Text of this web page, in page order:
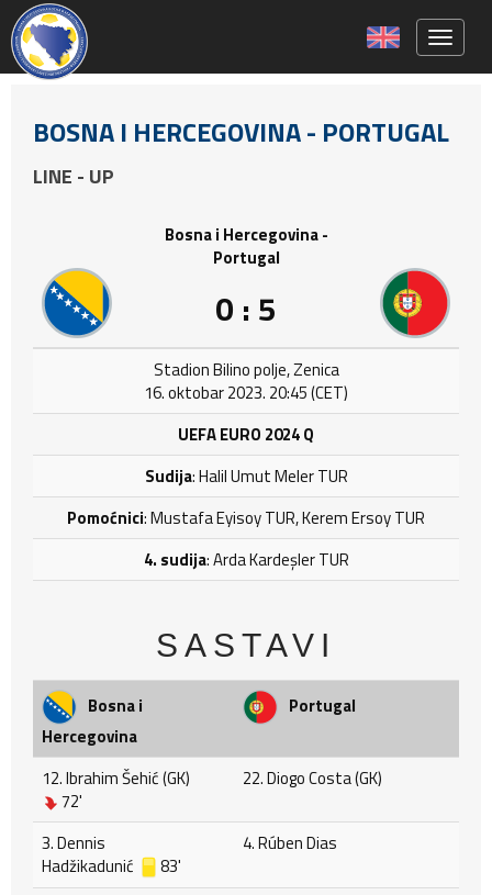
BOSNA I HERCEGOVINA - PORTUGAL
LINE - UP
Bosna i Hercegovina -
Portugal
0 : 5
Stadion Bilino polje, Zenica
16. oktobar 2023. 20:45 (CET)
UEFA EURO 2024 Q
Sudija: Halil Umut Meler TUR
Pomoćnici: Mustafa Eyisoy TUR, Kerem Ersoy TUR
4. sudija: Arda Kardeşler TUR
SASTAVI
Bosna i
Hercegovina
Portugal
12. Ibrahim Šehić (GK)
72'
22. Diogo Costa (GK)
3. Dennis
Hadžikadunić
83'
4. Rúben Dias